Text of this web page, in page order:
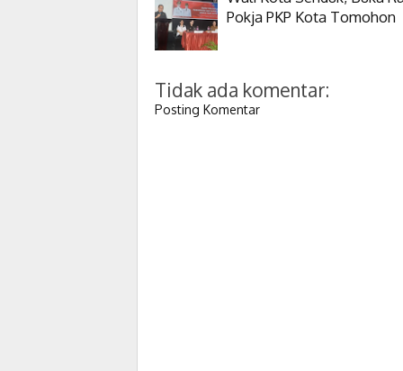
Pokja PKP Kota Tomohon
Tidak ada komentar:
Posting Komentar